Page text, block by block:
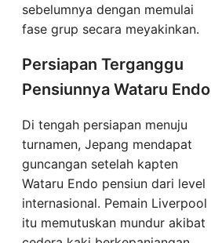
sebelumnya dengan memulai
fase grup secara meyakinkan.
Persiapan Terganggu
Pensiunnya Wataru Endo
Di tengah persiapan menuju
turnamen, Jepang mendapat
guncangan setelah kapten
Wataru Endo pensiun dari level
internasional. Pemain Liverpool
itu memutuskan mundur akibat